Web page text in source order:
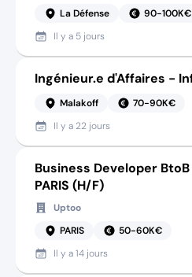
La Défense
90-100K€
Il y a 5 jours
Ingénieur.e d'Affaires -
Malakoff
70-90K€
Il y a 22 jours
Business Developer
PARIS (H/F)
Uptoo
PARIS
50-60K€
Il y a14 jours